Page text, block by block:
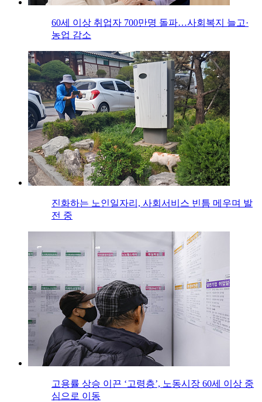
60세 이상 취업자 700만명 돌파…사회복지 늘고·
농업 감소
진화하는 노인일자리, 사회서비스 빈틈 메우며 발
전 중
고용률 상승 이끈 ‘고령층’, 노동시장 60세 이상 중
심으로 이동